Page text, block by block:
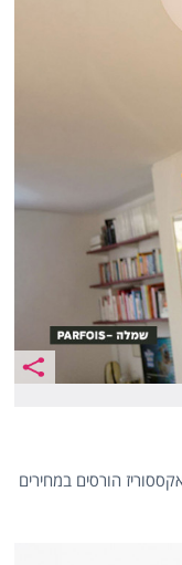
הורסים במחירים